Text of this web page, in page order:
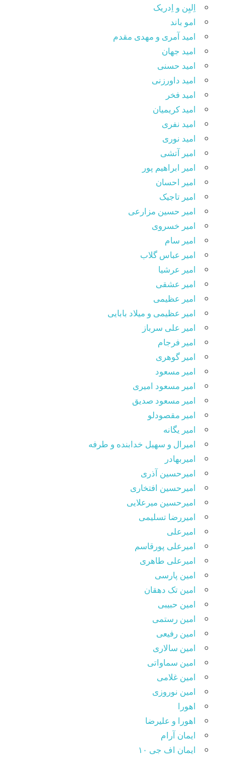
اِلیِن و اِدریک
امو باند
امید آمری و مهدی مقدم
امید جهان
امید حسنی
امید داورزنی
امید فخر
امید کریمیان
امید نفری
امید نوری
امیر آتشی
امیر ابراهیم پور
امیر احسان
امیر تاجیک
امیر حسین مزارعی
امیر خسروی
امیر سام
امیر عباس گلاب
امیر عرشیا
امیر عشقی
امیر عظیمی
امیر عظیمی و میلاد بابایی
امیر علی سرباز
امیر فرجام
امیر گوهری
امیر مسعود
امیر مسعود امیری
امیر مسعود صدیق
امیر مقصودلو
امیر یگانه
امیرال و سهیل خدابنده و طرفه
امیربهادر
امیرحسین آذری
امیرحسین افتخاری
امیرحسین میرعلایی
امیررضا تسلیمی
امیرعلی
امیرعلی پورقاسم
امیرعلی طاهری
امین پارسی
امین تک دهقان
امین حبیبی
امین رستمی
امین رفیعی
امین سالاری
امین سماواتی
امین غلامی
امین نوروزی
اهورا
اهورا و علیرضا
ایمان آرام
ایمان اف جی ۱۰